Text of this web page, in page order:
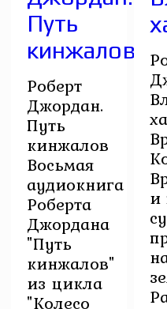
Путь
кинжалов
Роберт
Джордан.
Путь
кинжалов
Восьмая
аудиокнига
Роберта
Джордана
"Путь
кинжалов"
из цикла
"Колесо
и